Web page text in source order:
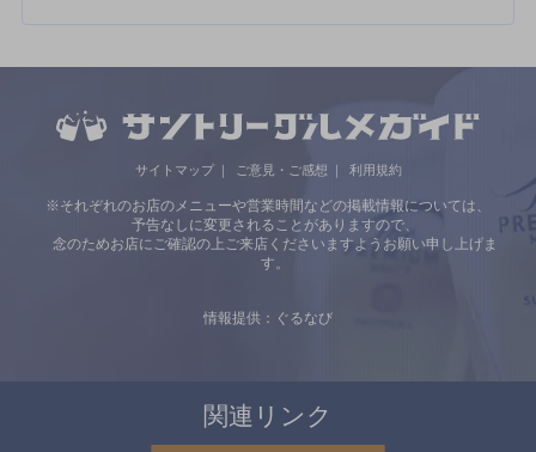
サイトマップ ご意見・ご感想 利用規約
※それぞれのお店のメニューや営業時間などの掲載情報については、
予告なしに変更されることがありますので、
念のためお店にご確認の上ご来店くださいますようお願い申し上げま
す。
情報提供：ぐるなび
関連リンク